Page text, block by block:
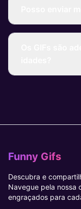
Funny Gifs
Descubra e
Navegue pela nossa
engraçados para